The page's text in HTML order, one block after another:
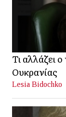
Τι αλλάζει
Ουκρανίας
Lesia Bidochko